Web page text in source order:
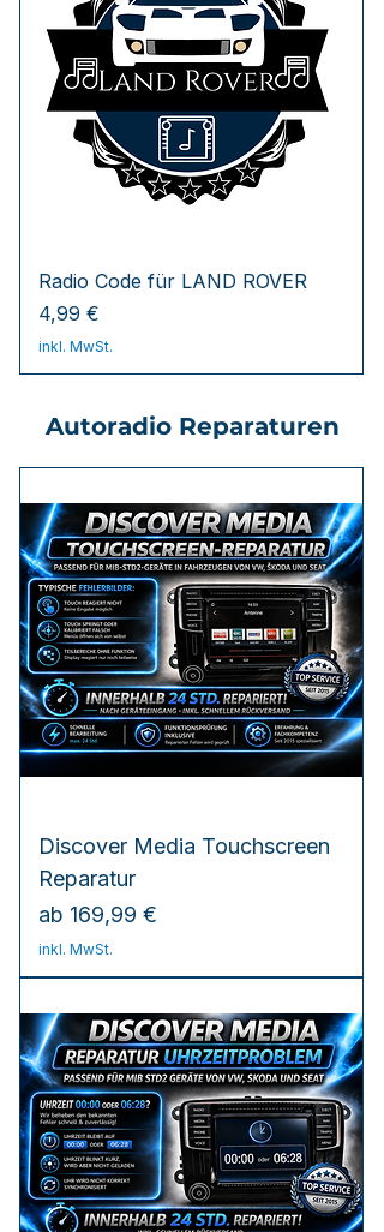
Radio Code für LAND ROVER
Preis
4,99 €
inkl. MwSt.
Discover Media Touchscreen
Reparatur
ab 169,99 €
Sale-Preis
inkl. MwSt.
Autoradio Reparaturen